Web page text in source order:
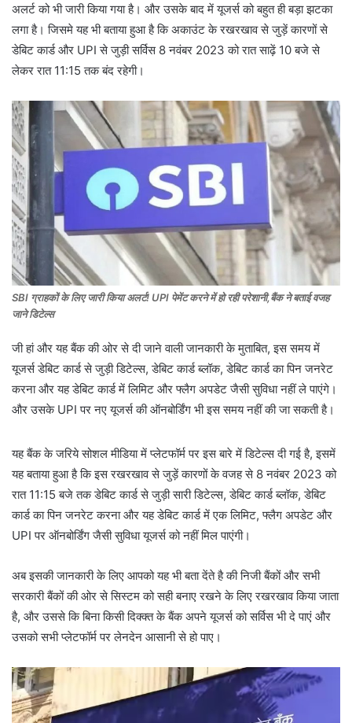
अलर्ट को भी जारी किया गया है। और उसके बाद में यूजर्स को बहुत ही बड़ा झटका
लगा है। जिसमे यह भी बताया हुआ है कि अकाउंट के रखरखाव से जुड़ें कारणों से
डेबिट कार्ड और UPI से जुड़ी सर्विस 8 नवंबर 2023 को रात साढ़ें 10 बजे से
लेकर रात 11:15 तक बंद रहेगी।
SBI ग्राहकों के लिए जारी किया अलर्ट! UPI पेमेंट करने में हो रही परेशानी,बैंक ने बताई वजह
जाने डिटेल्स
जी हां और यह बैंक की ओर से दी जाने वाली जानकारी के मुताबित, इस समय में
यूजर्स डेबिट कार्ड से जुड़ी डिटेल्स, डेबिट कार्ड ब्लॉक, डेबिट कार्ड का पिन जनरेट
करना और यह डेबिट कार्ड में लिमिट और फ्लैग अपडेट जैसी सुविधा नहीं ले पाएंगे।
और उसके UPI पर नए यूजर्स की ऑनबोर्डिंग भी इस समय नहीं की जा सकती है।
यह बैंक के जरिये सोशल मीडिया में प्लेटफॉर्म पर इस बारे में डिटेल्स दी गई है, इसमें
यह बताया हुआ है कि इस रखरखाव से जुड़ें कारणों के वजह से 8 नवंबर 2023 को
रात 11:15 बजे तक डेबिट कार्ड से जुड़ी सारी डिटेल्स, डेबिट कार्ड ब्लॉक, डेबिट
कार्ड का पिन जनरेट करना और यह डेबिट कार्ड में एक लिमिट, फ्लैग अपडेट और
UPI पर ऑनबोर्डिंग जैसी सुविधा यूजर्स को नहीं मिल पाएंगी।
अब इसकी जानकारी के लिए आपको यह भी बता देंते है की निजी बैंकों और सभी
सरकारी बैंकों की ओर से सिस्टम को सही बनाए रखने के लिए रखरखाव किया जाता
है, और उससे कि बिना किसी दिक्क्त के बैंक अपने यूजर्स को सर्विस भी दे पाएं और
उसको सभी प्लेटफॉर्म पर लेनदेन आसानी से हो पाए।